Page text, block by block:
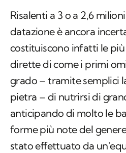
Risalenti a 3 o a 2,6
datazione è ancora
costituiscono infatti le
dirette di come i primi
grado – tramite semplici
pietra – di nutrirsi di
anticipando di molto le
forme più note del
stato effettuato da